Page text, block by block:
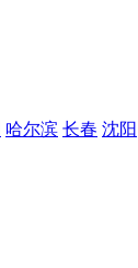
哈尔滨 长春 沈阳